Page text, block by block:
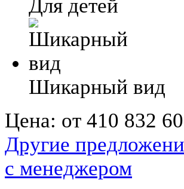
Для детей
Шикарный вид
Цена: от 410 832
Другие
с менеджером